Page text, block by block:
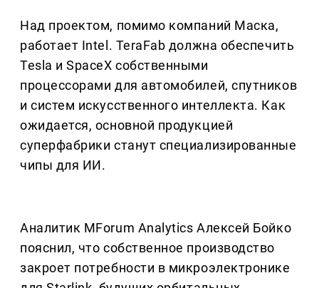
Над проектом, помимо компаний Маска,
работает Intel. TeraFab должна обеспечить
Tesla и SpaceX собственными
процессорами для автомобилей, спутников
и систем искусственного интеллекта. Как
ожидается, основной продукцией
суперфабрики станут специализированные
чипы для ИИ.
Аналитик MForum Analytics Алексей Бойко
пояснил, что собственное производство
закроет потребности в микроэлектронике